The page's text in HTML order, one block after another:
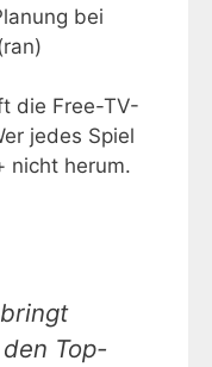
bei
die Free-TV-
jedes Spiel
nicht herum.
Top-